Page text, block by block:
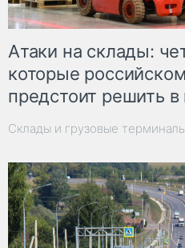
Атаки на склады:
которые
предстоит решить
Склады и грузовые терминалы